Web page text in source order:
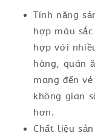
Tính năng
hợp màu
hợp với
hàng, quán
mang đến
không gian
hơn.
Chất liệu